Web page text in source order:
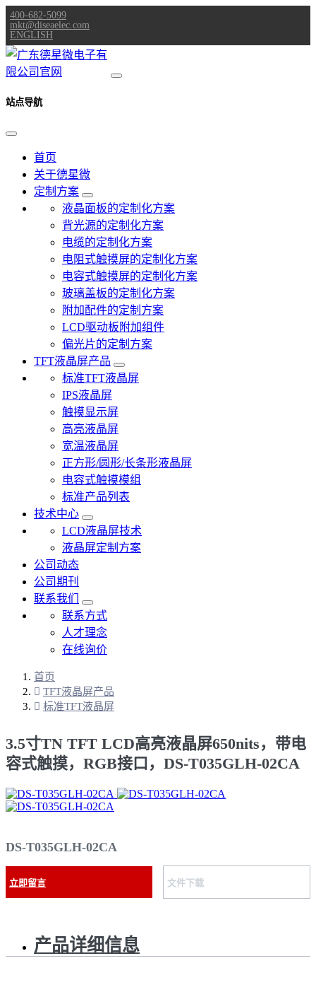
400-682-5099
mkt@diseaelec.com
ENGLISH
站点导航
首页
关于德星微
定制方案
液晶面板的定制化方案
背光源的定制化方案
电缆的定制化方案
电阻式触摸屏的定制化方案
电容式触摸屏的定制化方案
玻璃盖板的定制化方案
附加配件的定制方案
LCD驱动板附加组件
偏光片的定制方案
TFT液晶屏产品
标准TFT液晶屏
IPS液晶屏
触摸显示屏
高亮液晶屏
宽温液晶屏
正方形/圆形/长条形液晶屏
电容式触摸模组
标准产品列表
技术中心
LCD液晶屏技术
液晶屏定制方案
公司动态
公司期刊
联系我们
联系方式
人才理念
在线询价
首页
TFT液晶屏产品
标准TFT液晶屏
3.5寸TN TFT LCD高亮液晶屏650nits，带电
容式触摸，RGB接口，DS-T035GLH-02CA
DS-T035GLH-02CA
立即留言 文件下载
产品详细信息